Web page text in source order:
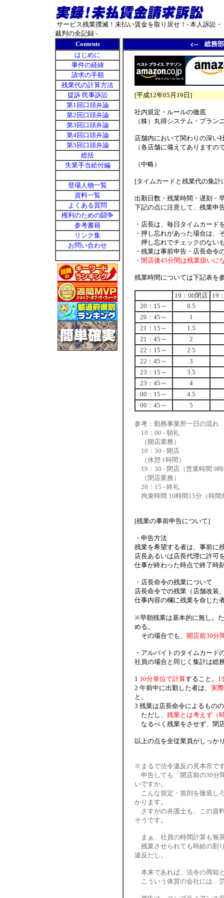
サービス残業撲滅！未払い賃金を取り戻せ！- 本人訴訟・
裁判の全記録 -
Contents
はじめに
事件の経緯
請求の手順
残業代の計算方法
提訴 民事訴訟
第1回口頭弁論
第2回口頭弁論
第3回口頭弁論
第4回口頭弁論
第5回口頭弁論
総括
失業手当給付編
登場人物一覧
資料一覧
よくある質問
権利のための闘争
参考書籍
リンク集
お問い合わせ
総務部
[平成12年05月19日]
社内規定・ルールの徹底
（株）丸得システム・プラン
店舗内において関わりの深い
（各店舗に備えてあります
（中略）
[タイムカードと残業代の集計
出勤日数・残業時間・遅刻・
下記の点に注意して、残業申
・店長は、毎日タイムカード
・押し忘れがあった場合は、
押し忘れでチェックのない
・残業は事前申告・店長命令
・ 閉店後45分間は残業扱いに
残業時間については下記表を
19：00閉店
19
20：15～
0.5
20：45～
1
21：15～
1.5
21：45～
2
22：15～
2.5
22：45～
3
23：15～
3.5
23：45～
4
00：15～
4.5
00：45～
5
参考：勤務事業所一日の流れ
10：00 - 朝礼
（開店業務）
10：30 - 開店
（休憩 1時間）
19：30 - 閉店（営業時間 9
（閉店業務）
20：15 - 終礼
拘束時間 10時間15分（時間
[残業の事前申告について]
・申告方法
残業を希望する者は、事前に
店長あるいは店長代理に許可
仕事が終わった時点で終了時
・店長命令の残業について
店長命令での残業（店舗改装
仕事内容の欄に残業を命じた
※早朝残業は基本的に無し。
める。
その場合でも、 開店前30分
・アルバイトのタイムカード
社員の場合と同じく集計は総
1 30分単位で計算すること。 1
2 午前中に出勤した者は、 実
と。
3 残業は店長命令によるもの
ただし、 残業とは考えず（
なるべく残業をさせず、閉
以上の点を全従業員がしっか
※まるで法令違反の見本市で
申告しても「開店前の30分
いですか。
こんな規定・規則を徹底し
かります。
さすがの弁護士も、この資
そうです。
まぁ、社員の時間計算も無
残業させられても時給の割
違反だし。
本来であれば、法令の周知
こういう体質の会社には、